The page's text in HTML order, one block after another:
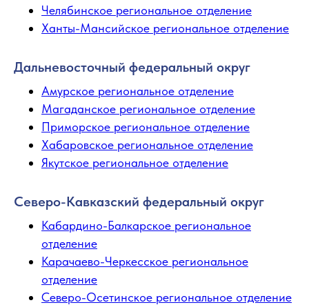
Челябинское региональное отделение
Ханты-Мансийское региональное отделение
Дальневосточный федеральный округ
Амурское региональное отделение
Магаданское региональное отделение
Приморское региональное отделение
Хабаровское региональное отделение
Якутское региональное отделение
Северо-Кавказский федеральный округ
Кабардино-Балкарское региональное
отделение
Карачаево-Черкесское региональное
отделение
Северо-Осетинское региональное отделение